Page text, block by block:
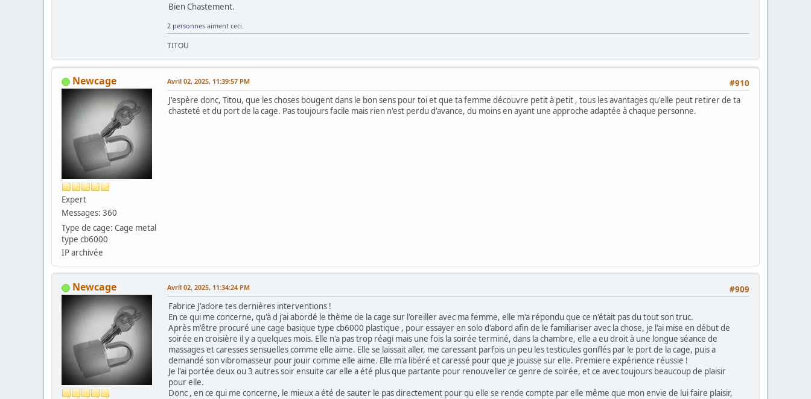
Bien Chastement.
2 personnes aiment ceci.
TITOU
Newcage
Expert
Messages: 360
Type de cage: Cage metal
type cb6000
IP archivée
#910
Avril 02, 2025, 11:39:57 PM
J'espère donc, Titou, que les choses bougent dans le bon sens pour toi et que ta femme découvre petit à petit , tous les avantages qu'elle peut retirer de ta
chasteté et du port de la cage. Pas toujours facile mais rien n'est perdu d'avance, du moins en ayant une approche adaptée à chaque personne.
Newcage #909
Avril 02, 2025, 11:34:24 PM
Fabrice J'adore tes dernières interventions !
En ce qui me concerne, qu'à d j'ai abordé le thème de la cage sur l'oreiller avec ma femme, elle m'a répondu que ce n'était pas du tout son truc.
Après m'être procuré une cage basique type cb6000 plastique , pour essayer en solo d'abord afin de le familiariser avec la chose, je l'ai mise en début de
soirée en croisière il y a quelques mois. Elle n'a pas trop réagi mais une fois la soirée terminé, dans la chambre, elle a eu droit à une longue séance de
massages et caresses sensuelles comme elle aime. Elle se laissait aller, me caressant parfois un peu les testicules gonflés par le port de la cage, puis a
demandé son vibromasseur pour jouir comme elle aime. Elle m'a libéré et caressé pour que je jouisse sur elle. Premiere expérience réussie !
Je l'ai portée deux ou 3 autres soir ensuite car elle a été plus que partante pour renouveller ce genre de soirée, et ce avec toujours beaucoup de plaisir
pour elle.
Donc , en ce qui me concerne, le mieux a été de sauter le pas directement pour qu elle se rende compte par elle même que mon envie de lui faire plaisir,